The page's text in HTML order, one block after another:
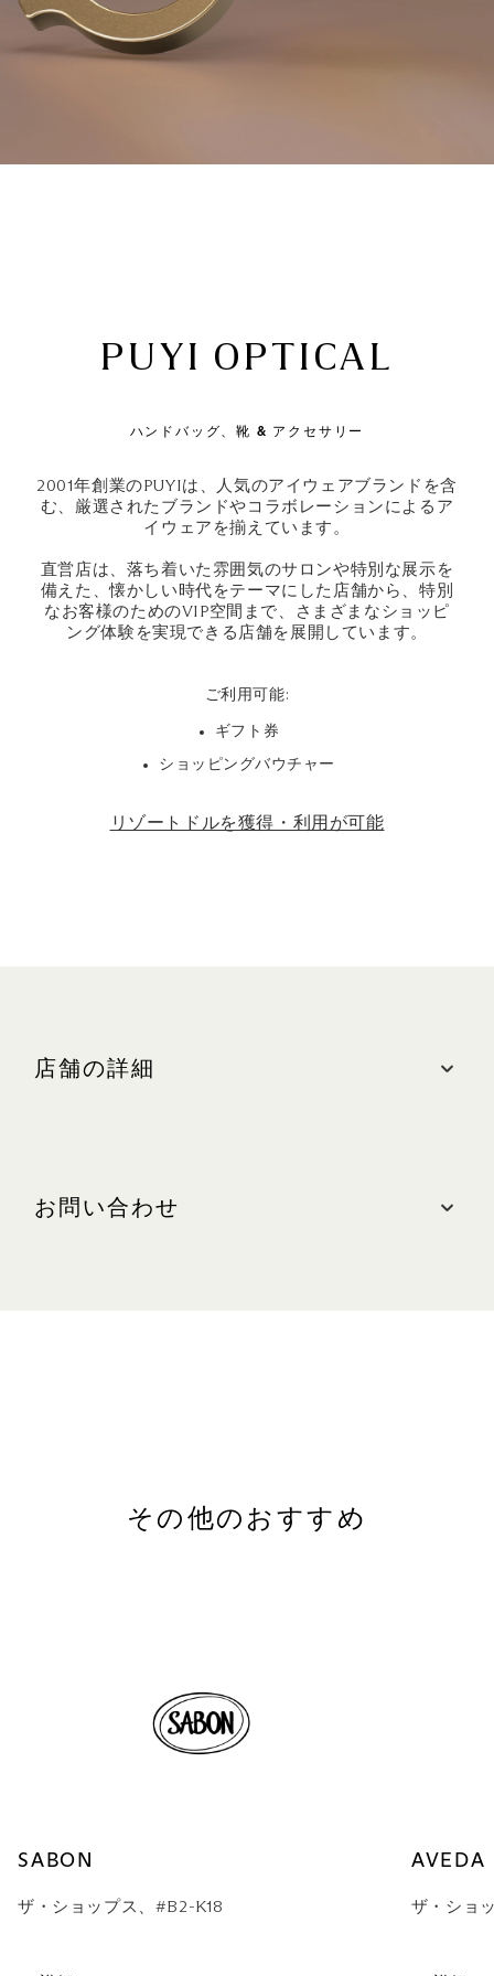
PUYI OPTICAL
ハンドバッグ、靴 & アクセサリー
2001年創業のPUYIは、人気のアイウェアブランドを含
む、厳選されたブランドやコラボレーションによるア
イウェアを揃えています。
直営店は、落ち着いた雰囲気のサロンや特別な展示を
備えた、懐かしい時代をテーマにした店舗から、特別
なお客様のためのVIP空間まで、さまざまなショッピ
ング体験を実現できる店舗を展開しています。
ご利用可能:
ギフト券
ショッピングバウチャー
リゾートドルを獲得・利用が可能
店舗の詳細
最寄りの駐車場: 中央(オレンジゾーン)
お問い合わせ
その他のおすすめ
SABON
ザ・ショップス、#B2-K18
AVEDA
ザ・ショ